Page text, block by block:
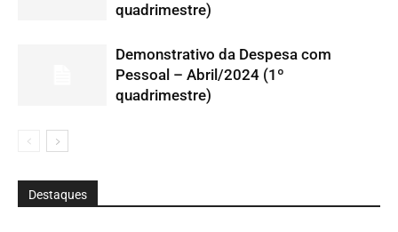
quadrimestre)
Demonstrativo da Despesa com
Pessoal – Abril/2024 (1º
quadrimestre)
Destaques